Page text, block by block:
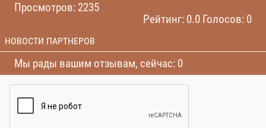
Просмотров: 2235
Рейтинг: 0.0 Голосов: 0
НОВОСТИ ПАРТНЕРОВ
Мы рады вашим отзывам, сейчас: 0